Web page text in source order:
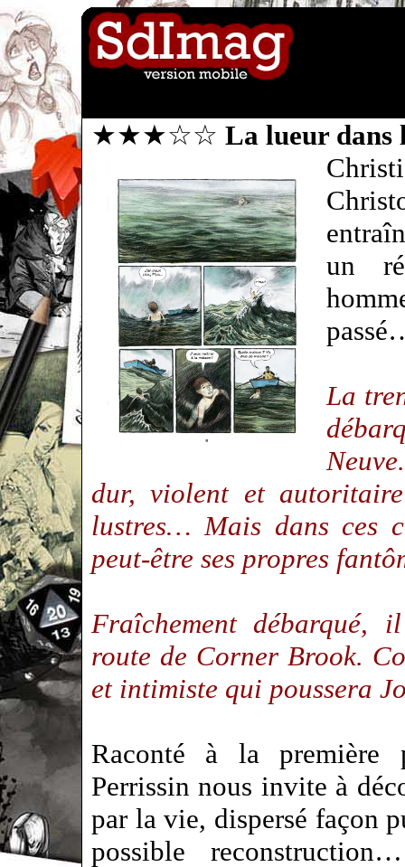
★★★☆☆ La lueur dans
un
La
dur, violent et
lustres… Mais dans ces
peut-être ses propres
Fraîchement débarqué,
route de Corner Brook.
et intimiste qui poussera
Raconté à la première
Perrissin nous invite à
par la vie, dispersé façon
possible